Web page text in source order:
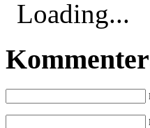
Loading...